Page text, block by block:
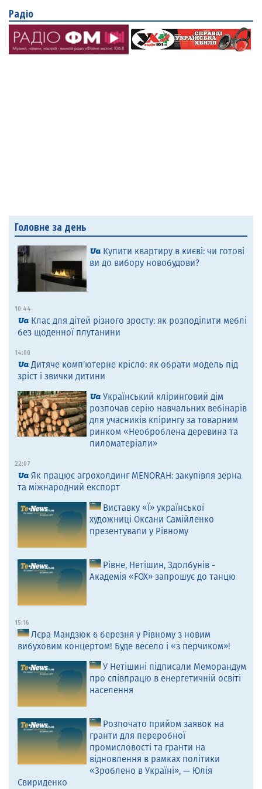
Радіо
Головне за день
Купити квартиру в києві: чи готові
ви до вибору новобудови?
10:44
Клас для дітей різного зросту: як розподілити меблі
без щоденної плутанини
14:00
Дитяче комп’ютерне крісло: як обрати модель під
зріст і звички дитини
Український кліринговий дім
розпочав серію навчальних вебінарів
для учасників клірингу за товарним
ринком «Необроблена деревина та
пиломатеріали»
22:07
Як працює агрохолдинг MENORAH: закупівля зерна
та міжнародний експорт
Виставку «Ї» української
художниці Оксани Самійленко
презентували у Рівному
Рівне, Нетішин, Здолбунів -
Академія «FOX» запрошує до танцю
15:16
Лєра Мандзюк 6 березня у Рівному з новим
вибуховим концертом! Буде весело і «з перчиком»!
У Нетішині підписали Меморандум
про співпрацю в енергетичній освіті
населення
Розпочато прийом заявок на
гранти для переробної
промисловості та гранти на
відновлення в рамках політики
«Зроблено в Україні», — Юлія
Свириденко